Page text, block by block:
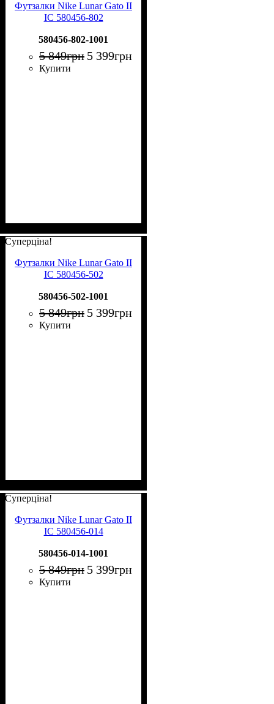
Футзалки Nike Lunar Gato II
IC 580456-802
580456-802-1001
5 849грн 5 399грн
Купити
Суперціна!
Футзалки Nike Lunar Gato II
IC 580456-502
580456-502-1001
5 849грн 5 399грн
Купити
Суперціна!
Футзалки Nike Lunar Gato II
IC 580456-014
580456-014-1001
5 849грн 5 399грн
Купити